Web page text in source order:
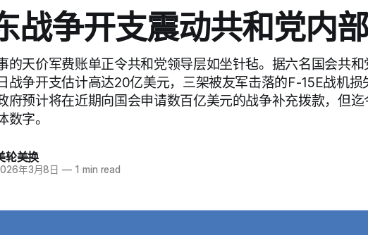
战争开支震动共和党内部
的天价军费账单正令共和党领导层如坐针毡。据六名国会共
战争开支估计高达20亿美元，三架被友军击落的F-15E战机损
府预计将在近期向国会申请数百亿美元的战争补充拨款，但
数字。
轮美换
年3月8日 — 1 min read